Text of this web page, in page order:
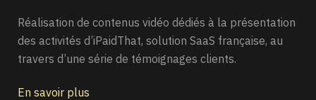
Réalisation de contenus vidéo dédiés à la présentation
des activités d’iPaidThat, solution SaaS française, au
travers d’une série de témoignages clients.
En savoir plus